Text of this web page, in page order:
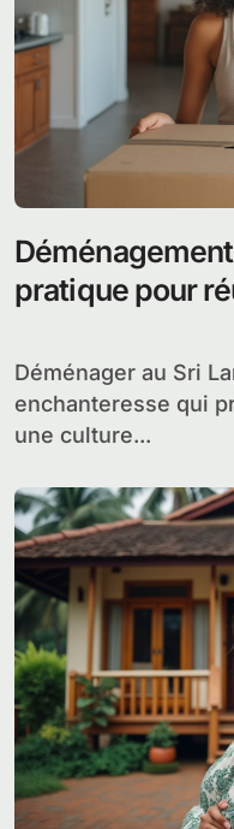
pratique pour
administratives
Déménager au Sri Lanka est une aventure
enchanteresse qui
une culture...